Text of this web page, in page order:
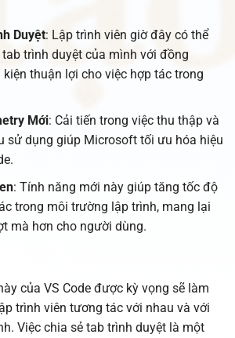
Duyệt: Lập trình viên giờ đây có thể
trình duyệt của mình với đồng
kiện thuận lợi cho việc hợp tác trong
Mới: Cải tiến trong việc thu thập và
sử dụng giúp Microsoft tối ưu hóa hiệu
: Tính năng mới này giúp tăng tốc độ
trong môi trường lập trình, mang lại
mà hơn cho người dùng.
của VS Code được kỳ vọng sẽ làm
trình viên tương tác với nhau và với
Việc chia sẻ tab trình duyệt là một